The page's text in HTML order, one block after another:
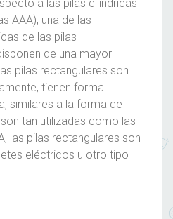
a las pilas cilíndricas
AAA), una de las
de las pilas
de una mayor
pilas rectangulares son
tienen forma
similares a la forma de
tan utilizadas como las
las pilas rectangulares son
eléctricos u otro tipo